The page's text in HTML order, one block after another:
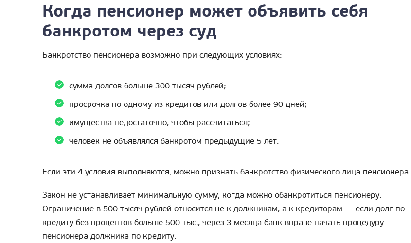
Когда пенсионер может объявить себя
банкротом через суд
Банкротство пенсионера возможно при следующих условиях:
сумма долгов больше 300 тысяч рублей;
просрочка по одному из кредитов или долгов более 90 дней;
имущества недостаточно, чтобы рассчитаться;
человек не объявлялся банкротом предыдущие 5 лет.
Если эти 4 условия выполняются, можно признать банкротство физического лица пенсионера.
Закон не устанавливает минимальную сумму, когда можно обанкротиться пенсионеру.
Ограничение в 500 тысяч рублей относится не к должникам, а к кредиторам — если долг по
кредиту без процентов больше 500 тыс., через 3 месяца банк вправе начать процедуру
пенсионера должника по кредиту.